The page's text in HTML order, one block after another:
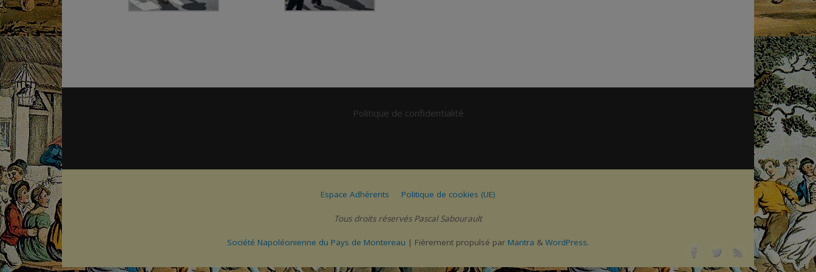
Politique de confidentialité
Espace Adhérents Politique de cookies (UE)
Tous droits réservés Pascal Sabourault
Société Napoléonienne du Pays de Montereau | Fièrement propulsé par Mantra & WordPress.